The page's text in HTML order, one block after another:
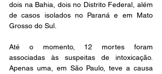
dois na Bahia, dois no Distrito Federal, além
de casos isolados no Paraná e em Mato
Grosso do Sul.
Até o momento, 12 mortes foram
associadas às suspeitas de intoxicação.
Apenas uma, em São Paulo, teve a causa